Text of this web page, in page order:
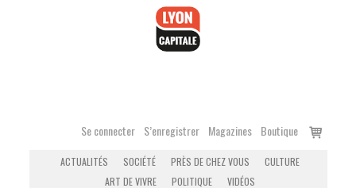
Se connecter S’enregistrer Magazines Boutique
Voir
ACTUALITÉS SOCIÉTÉ PRÈS DE CHEZ VOUS
CULTURE
ART DE VIVRE
POLITIQUE VIDÉOS